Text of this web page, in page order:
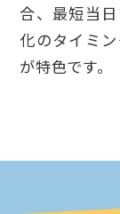
合、最短当
化のタイミ
が特色です。